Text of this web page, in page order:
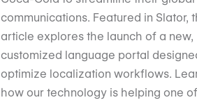
communications. Featured in Slator,
article explores the launch of a new,
customized language portal
optimize localization workflows.
how our technology is helping one